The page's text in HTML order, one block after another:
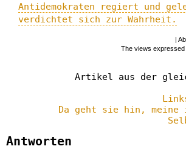
Antidemokraten regiert und
verdichtet sich zur Wahrheit.
|
The views expressed
Artikel aus der
Da geht sie hin, meine
Antworten